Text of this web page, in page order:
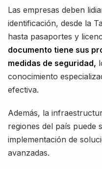
Las empresas deben
identificación, desde la
hasta pasaportes y
documento tiene sus
medidas de seguridad,
conocimiento
efectiva.
Además, la
regiones del país puede
implementación de
avanzadas.